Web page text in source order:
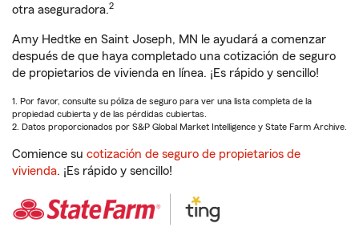
otra aseguradora.2
Amy Hedtke en Saint Joseph, MN le ayudará a comenzar
después de que haya completado una cotización de seguro
de propietarios de vivienda en línea. ¡Es rápido y sencillo!
1. Por favor, consulte su póliza de seguro para ver una lista completa de la
propiedad cubierta y de las pérdidas cubiertas.
2. Datos proporcionados por S&P Global Market Intelligence y State Farm Archive.
Comience su cotización de seguro de propietarios de
vivienda. ¡Es rápido y sencillo!